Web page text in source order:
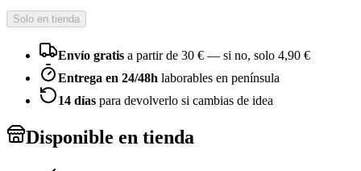
Solo en tienda
Envío gratis a partir de 30 € — si no, solo 4,90 €
Entrega en 24/48h laborables en península
14 días para devolverlo si cambias de idea
Disponible en tienda